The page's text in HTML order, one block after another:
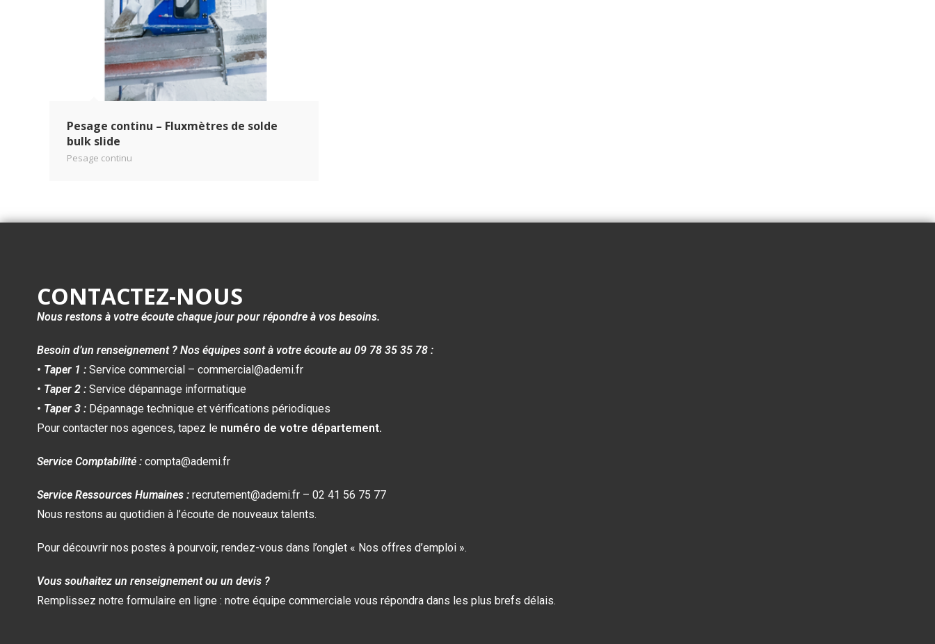
Pesage continu – Fluxmètres de solde
bulk slide
Pesage continu
CONTACTEZ-NOUS
Nous restons à votre écoute chaque jour pour répondre à vos besoins.
Besoin d’un renseignement ? Nos équipes sont à votre écoute au 09 78 35 35 78 :
• Taper 1 : Service commercial – commercial@ademi.fr
• Taper 2 :Service dépannage informatique
• Taper 3 :Dépannage technique et vérifications périodiques
Pour contacter nos agences, tapez le numéro de votre département.
Service Comptabilité : compta@ademi.fr
Service Ressources Humaines : recrutement@ademi.fr – 02 41 56 75 77
Nous restons au quotidien à l’écoute de nouveaux talents.
Pour découvrir nos postes à pourvoir, rendez-vous dans l’onglet « Nos offres d’emploi ».
Vous souhaitez un renseignement ou un devis ?
Remplissez notre formulaire en ligne : notre équipe commerciale vous répondra dans les plus brefs délais.